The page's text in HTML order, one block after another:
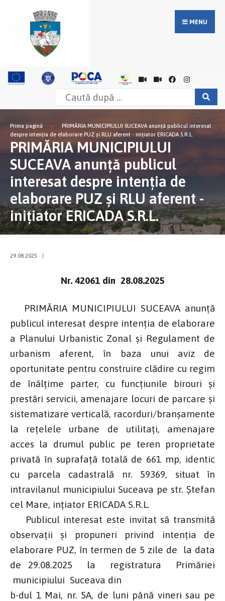
MENU
Prima pagină
PRIMĂRIA MUNICIPIULUI SUCEAVA anunţă publicul interesat
despre intenţia de elaborare PUZ și RLU aferent - inițiator ERICADA S.R.L.
PRIMĂRIA MUNICIPIULUI
SUCEAVA anunţă publicul
interesat despre intenţia de
elaborare PUZ și RLU aferent -
inițiator ERICADA S.R.L.
29.08.2025
Nr. 42061 din 28.08.2025
PRIMĂRIA MUNICIPIULUI SUCEAVA anunţă
publicul interesat despre intenţia de elaborare
a Planului Urbanistic Zonal și Regulament de
urbanism aferent, în baza unui aviz de
oportunitate pentru construire clădire cu regim
de înălțime parter, cu funcțiunile birouri și
prestări servicii, amenajare locuri de parcare și
sistematizare verticală, racorduri/branșamente
la rețelele urbane de utilitați, amenajare
acces la drumul public pe teren proprietate
privată în suprafață totală de 661 mp, identic
cu parcela cadastrală nr. 59369, situat în
intravilanul municipiului Suceava pe str. Ștefan
cel Mare, ințiator ERICADA S.R.L.
Publicul interesat este invitat să transmită
observații și propuneri privind intenția de
elaborare PUZ, în termen de 5 zile de la data
de 29.08.2025 la registratura Primăriei
municipiului Suceava din
b-dul 1 Mai, nr. 5A, de luni până vineri sau pe